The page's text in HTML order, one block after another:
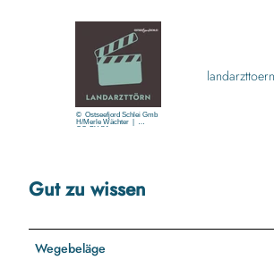
© Ostseefjord Schlei Gmb
H/Merle Wächter |
CC-BY-SA
Gut zu wissen
Wegebeläge